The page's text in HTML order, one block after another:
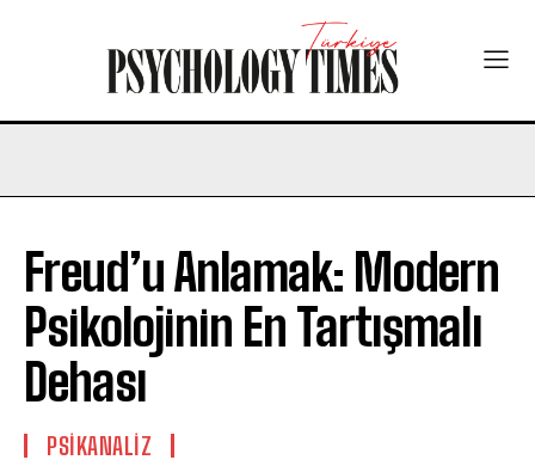
Freud’u Anlamak: Modern
Psikolojinin En Tartışmalı
Dehası
PSIKANALIZ